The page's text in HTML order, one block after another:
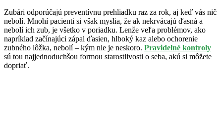
Zubári odporúčajú preventívnu prehliadku raz za rok, aj keď vás nič
nebolí. Mnohí pacienti si však myslia, že ak nekrvácajú ďasná a
nebolí ich zub, je všetko v poriadku. Lenže veľa problémov, ako
napríklad začínajúci zápal ďasien, hlboký kaz alebo ochorenie
zubného lôžka, nebolí – kým nie je neskoro. Pravidelné kontroly
sú tou najjednoduchšou formou starostlivosti o seba, akú si môžete
dopriať.